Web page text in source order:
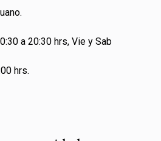
a 20:30 hrs, Vie y Sab
hrs.